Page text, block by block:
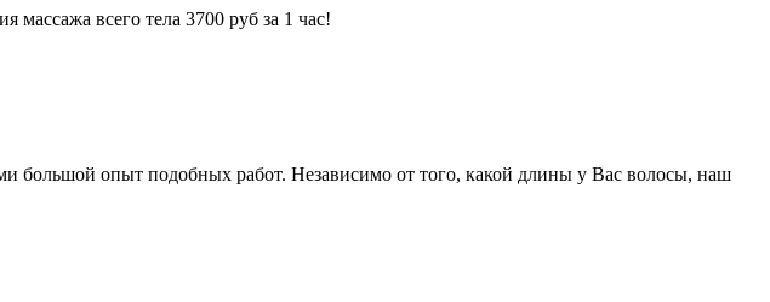
всего тела 3700 руб за 1 час!
большой опыт подобных работ. Независимо от того, какой длины у Вас волосы, наш